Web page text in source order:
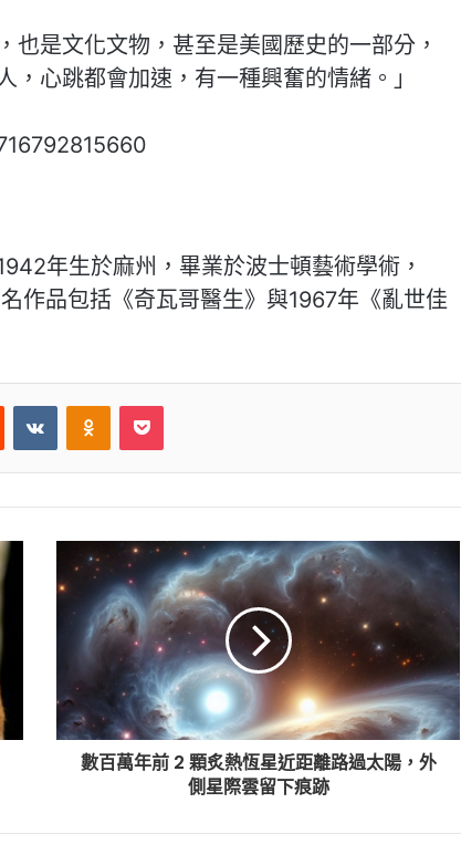
是文化文物，甚至是美國歷史的一部分，
，心跳都會加速，有一種興奮的情緒。」
年生於麻州，畢業於波士頓藝術學術，
作品包括《奇瓦哥醫生》與1967年《亂世佳
Reddit VKontakteOdnoklassniki
Pocket
數百萬年前 2 顆炙熱恆星近距離路過太陽，外
側星際雲留下痕跡